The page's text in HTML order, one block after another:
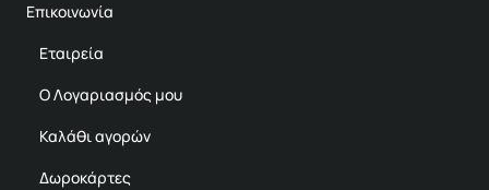
Επικοινωνία
Εταιρεία
Ο Λογαριασμός μου
Καλάθι αγορών
Δωροκάρτες